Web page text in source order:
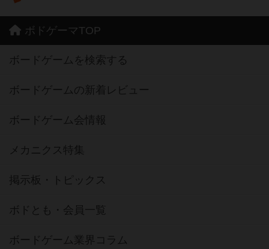
ボドゲーマTOP
ボードゲームを検索する
ボードゲームの新着レビュー
ボードゲーム会情報
メカニクス特集
掲示板・トピックス
ボドとも・会員一覧
ボードゲーム業界コラム